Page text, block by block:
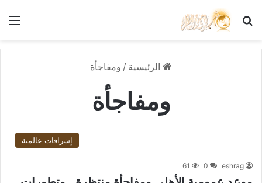
بحث عن
الرئيسية / ومفاجأة
ومفاجأة
إشراقات عالمية
eshrag
0
61